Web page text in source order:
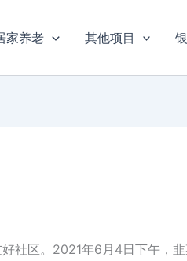
家养老 其他项目
社区。2021年6月4日下午，韭